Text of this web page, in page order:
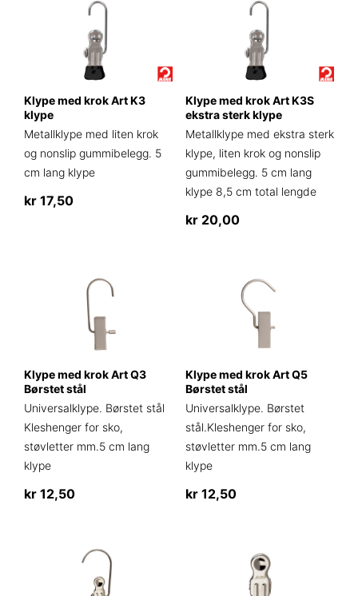
Alternativene
på
produktsiden
Klype med krok Art K3
klype
Metallklype med liten krok
og nonslip gummibelegg. 5
cm lang klype
kr 17,50
Alternativene
på
produktsiden
Klype med krok Art K3S
ekstra sterk klype
Metallklype med ekstra sterk
klype, liten krok og nonslip
gummibelegg. 5 cm lang
klype 8,5 cm total lengde
kr20,00
velges
på
produktsiden
Klype med krok Art Q3
Børstet stål
Universalklype. Børstet stål
Kleshenger for sko,
støvletter mm.5 cm lang
klype
kr 12,50
Klype med krok Art Q5
Børstet stål
Universalklype. Børstet
stål.Kleshenger for sko,
støvletter mm.5 cm lang
klype
kr12,50